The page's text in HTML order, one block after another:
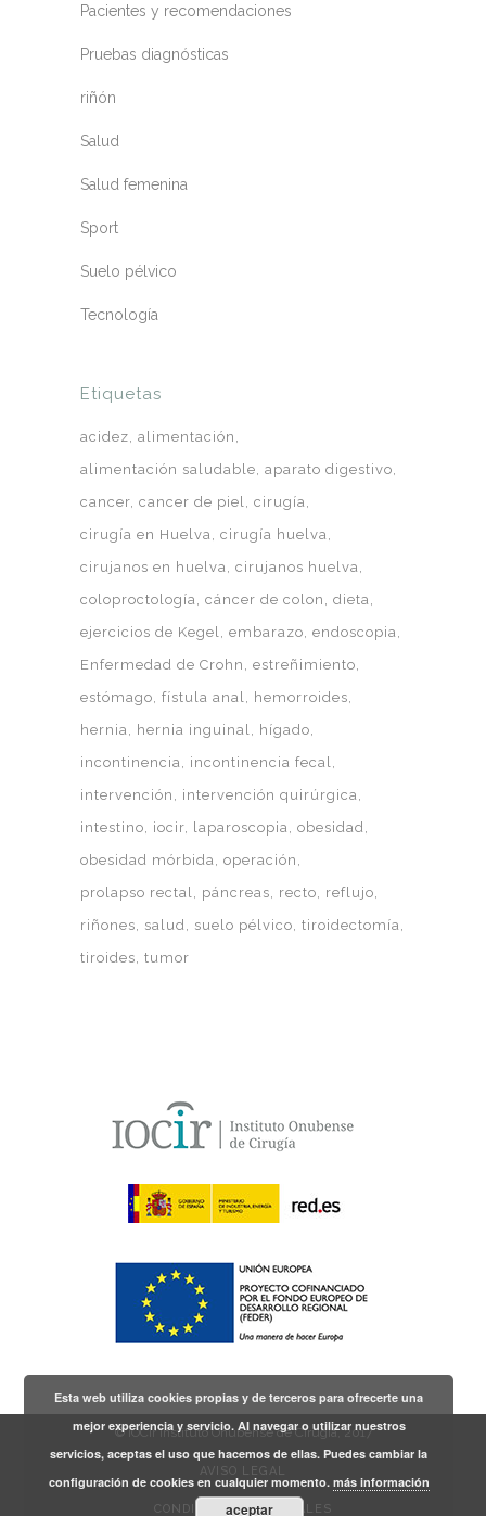
Pacientes y recomendaciones
Pruebas diagnósticas
riñón
Salud
Salud femenina
Sport
Suelo pélvico
Tecnología
Etiquetas
acidez alimentación
alimentación saludable aparato digestivo
cancer cancer de piel
cirugía
cirugía en Huelva
cirugía huelva
cirujanos en huelva
cirujanos huelva
coloproctología
cáncer de colon
dieta
ejercicios de Kegel
embarazo endoscopia
Enfermedad de Crohn
estreñimiento
estómago fístula anal
hemorroides
hernia
hernia inguinal
hígado
incontinencia
incontinencia fecal
intervención
intervención quirúrgica
intestino
iocir laparoscopia
obesidad
obesidad mórbida
operación
prolapso rectal
páncreas recto
reflujo
riñones
salud suelo pélvico tiroidectomía
tiroides tumor
© IOCir Instituto Onubense de Cirugía, 2017
AVISO LEGAL
CONDICIONES GENERALES
Esta web utiliza cookies propias y de terceros para ofrecerte una
mejor experiencia y servicio. Al navegar o utilizar nuestros
servicios, aceptas el uso que hacemos de ellas. Puedes cambiar la
configuración de cookies en cualquier momento. más información
aceptar